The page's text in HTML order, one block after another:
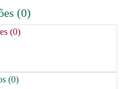
(0)
(0)
(0)